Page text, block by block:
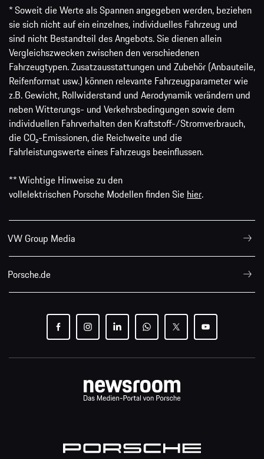
* Soweit die Werte als Spannen angegeben werden, beziehen
sie sich nicht auf ein einzelnes, individuelles Fahrzeug und
sind nicht Bestandteil des Angebots. Sie dienen allein
Vergleichszwecken zwischen den verschiedenen
Fahrzeugtypen. Zusatzausstattungen und Zubehör (Anbauteile,
Reifenformat usw.) können relevante Fahrzeugparameter wie
z.B. Gewicht, Rollwiderstand und Aerodynamik verändern und
neben Witterungs- und Verkehrsbedingungen sowie dem
individuellen Fahrverhalten den Kraftstoff-/Stromverbrauch,
die CO₂-Emissionen, die Reichweite und die
Fahrleistungswerte eines Fahrzeugs beeinflussen.
** Wichtige Hinweise zu den
vollelektrischen Porsche Modellen finden Sie hier.
VW Group Media
Porsche.de